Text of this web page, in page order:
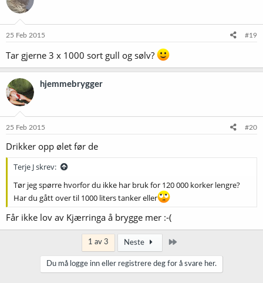
j
o
e
25 Feb 2015 #19
Tar gjerne 3 x 1000 sort gull og sølv?
hjemmebrygger
25 Feb 2015 #20
Drikker opp ølet før de
Terje J skrev:
Tør jeg spørre hvorfor du ikke har bruk for 120 000 korker lengre?
Har du gått over til 1000 liters tanker eller
Får ikke lov av Kjærringa å brygge mer :-(
1 av 3 Neste
Du må logge inn eller registrere deg for å svare her.